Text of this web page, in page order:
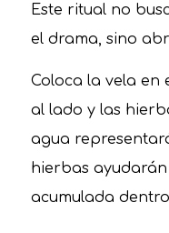
Este ritual no
el drama, sino
Coloca la vela en
al lado y las
agua
hierbas
acumulada